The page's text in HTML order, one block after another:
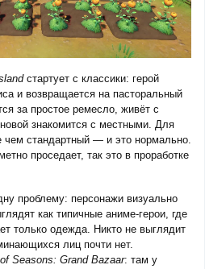
стартует с классики: герой
и возвращается на пасторальный
за простое ремесло, живёт с
знакомится с местными. Для
стандартный — и это нормально.
проседает, так это в проработке
проблему: персонажи визуально
как типичные аниме-герои, где
только одежда. Никто не выглядит
лиц почти нет.
Seasons: Grand Bazaar: там у